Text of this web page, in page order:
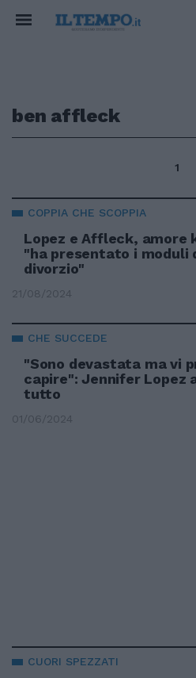
ben affleck
1
COPPIA CHE SCOPPIA
Lopez e Affleck, amore
"ha presentato i moduli
divorzio"
21/08/2024
CHE SUCCEDE
"Sono devastata ma vi
capire": Jennifer Lopez
tutto
01/06/2024
CUORI SPEZZATI